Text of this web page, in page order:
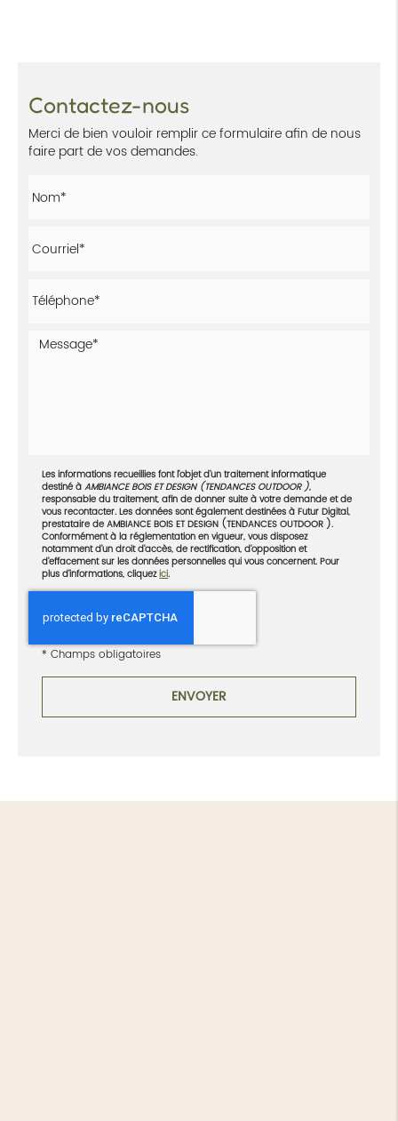
Contactez-nous
Merci de bien vouloir remplir ce formulaire afin de nous
faire part de vos demandes.
Les informations recueillies font l’objet d’un traitement informatique
destiné àAMBIANCE BOIS ET DESIGN (TENDANCES OUTDOOR ),
responsable du traitement, afin de donner suite à votre demande et de
vous recontacter. Les données sont également destinées à Futur Digital,
prestataire de AMBIANCE BOIS ET DESIGN (TENDANCES OUTDOOR ).
Conformément à la réglementation en vigueur, vous disposez
notamment d'un droit d'accès, de rectification, d'opposition et
d'effacement sur les données personnelles qui vous concernent. Pour
plus d’informations, cliquezici.
*Champs obligatoires